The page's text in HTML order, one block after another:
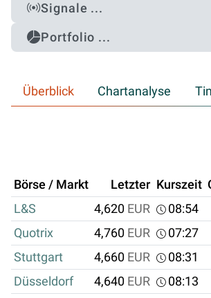
Signale ...
Portfolio ...
Überblick Chartanalyse
Börse / Markt Letzter Kurszeit
L&S
4,620 EUR
08:54
Quotrix
4,760 EUR
07:27
Stuttgart
4,660 EUR
08:31
Düsseldorf
4,640 EUR
08:13